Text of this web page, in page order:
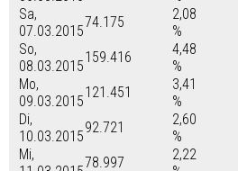
Sa,
07.03.2015
74.175
2,08
%
So,
08.03.2015
159.416
4,48
%
Mo,
09.03.2015
121.451
3,41
%
Di,
10.03.2015
92.721
2,60
%
Mi,
78.997
2,22